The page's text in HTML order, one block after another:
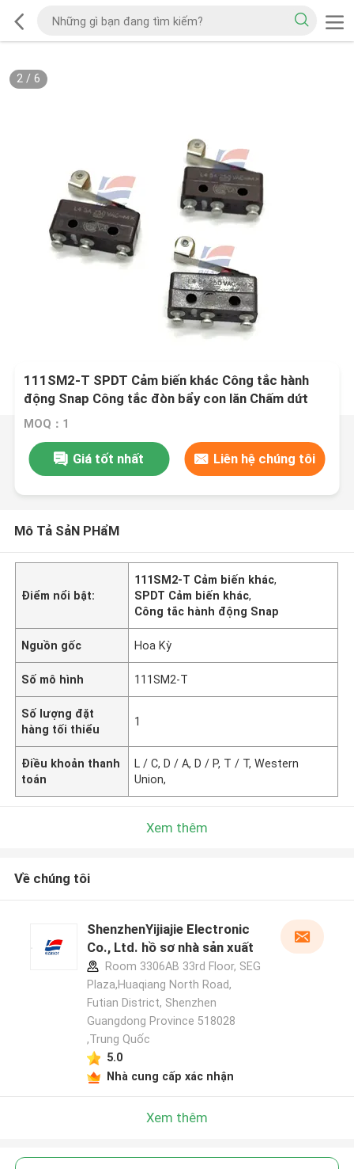
2/ 6
111SM2-T SPDT Cảm biến khác Công tắc hành
động Snap Công tắc đòn bẩy con lăn Chấm dứt
mối hàn
MOQ：1
Giá tốt nhất Liên hệ chúng tôi
Mô Tả SảN PHẩM
Điểm nổi bật:
111SM2-T Cảm biến khác,
SPDT Cảm biến khác,
Công tắc hành động Snap
Nguồn gốc Hoa Kỳ
Số mô hình 111SM2-T
Số lượng đặt
hàng tối thiểu
1
Điều khoản thanh
toán
L / C, D / A, D / P, T / T, Western
Union,
Xem thêm
Về chúng tôi
ShenzhenYijiajie Electronic
Co., Ltd. hồ sơ nhà sản xuất
Room 3306AB 33rd Floor, SEG
Plaza,Huaqiang North Road,
Futian District, Shenzhen
Guangdong Province 518028
,Trung Quốc
5.0
Nhà cung cấp xác nhận
Xem thêm